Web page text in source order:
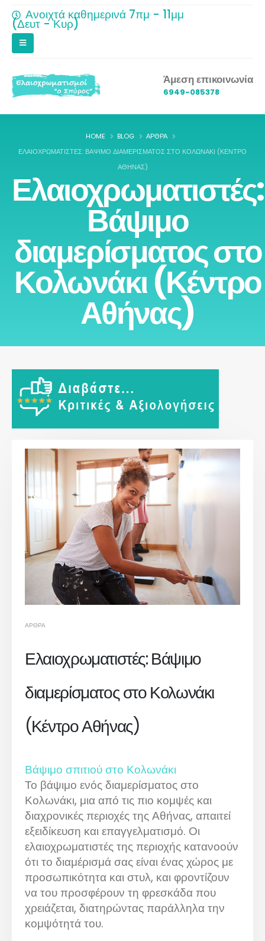
Ανοιχτά καθημερινά 7πμ - 11μμ
(Δευτ - Κυρ)
Άμεση επικοινωνία
6949-085378
HOME BLOG
ΆΡΘΡΑ
ΕΛΑΙΟΧΡΩΜΑΤΙΣΤΈΣ: ΒΆΨΙΜΟ ΔΙΑΜΕΡΊΣΜΑΤΟΣ ΣΤΟ ΚΟΛΩΝΆΚΙ (ΚΈΝΤΡΟ
ΑΘΉΝΑΣ)
Ελαιοχρωματιστές:
Βάψιμο
διαμερίσματος στο
Κολωνάκι (Κέντρο
Αθήνας)
ΆΡΘΡΑ
Ελαιοχρωματιστές: Βάψιμο
διαμερίσματος στο Κολωνάκι
(Κέντρο Αθήνας)
Βάψιμο σπιτιού στο Κολωνάκι
Το βάψιμο ενός διαμερίσματος στο
Κολωνάκι, μια από τις πιο κομψές και
διαχρονικές περιοχές της Αθήνας, απαιτεί
εξειδίκευση και επαγγελματισμό. Οι
ελαιοχρωματιστές της περιοχής κατανοούν
ότι το διαμέρισμά σας είναι ένας χώρος με
προσωπικότητα και στυλ, και φροντίζουν
να του προσφέρουν τη φρεσκάδα που
χρειάζεται, διατηρώντας παράλληλα την
κομψότητά του.